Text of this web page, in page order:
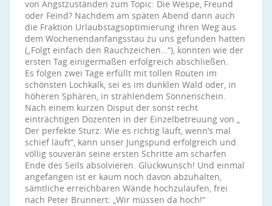
von Angstzuständen zum Topic: Die Wespe, Freund
oder Feind? Nachdem am späten Abend dann auch
die Fraktion Urlaubstagsoptimierung ihren Weg aus
dem Wochenendanfangsstau zu uns gefunden hatten
(„Folgt einfach den Rauchzeichen…“), konnten wie der
ersten Tag einigermaßen erfolgreich abschließen.
Es folgen zwei Tage erfüllt mit tollen Routen im
schönsten Lochkalk, sei es im dunklen Wald oder, in
höheren Sphären, in strahlendem Sonnenschein.
Nach einem kurzen Disput der sonst recht
einträchtigen Dozenten in der Einzelbetreuung von „
Der perfekte Sturz: Wie es richtig läuft, wenn’s mal
schief läuft“, kann unser Jungspund erfolgreich und
völlig souverän seine ersten Schritte am scharfen
Ende des Seils absolvieren. Glückwunsch! Und einmal
angefangen ist er kaum noch davon abzuhalten,
sämtliche erreichbaren Wände hochzulaufen, frei
nach Peter Brunnert: „Wir müssen da hoch!“